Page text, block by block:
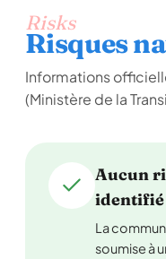
Risks
Risques
Informations
(Ministère de la
Aucun
identifié
La
soumise à